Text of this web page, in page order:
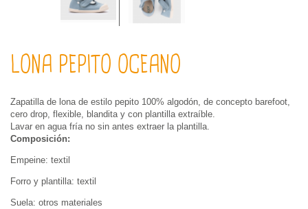
LONA PEPITO OCEANO
Zapatilla de lona de estilo pepito 100% algodón, de concepto barefoot,
cero drop, flexible, blandita y con plantilla extraíble.
Lavar en agua fría no sin antes extraer la plantilla.
Composición:
Empeine: textil
Forro y plantilla: textil
Suela: otros materiales